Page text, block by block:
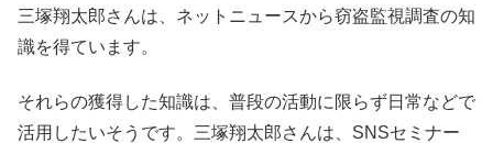
三塚翔太郎さんは、ネットニュースから窃盗監視調査の知
識を得ています。
それらの獲得した知識は、普段の活動に限らず日常などで
活用したいそうです。三塚翔太郎さんは、SNSセミナー